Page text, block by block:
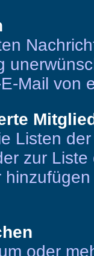
Mail von
Listen
zur
oder